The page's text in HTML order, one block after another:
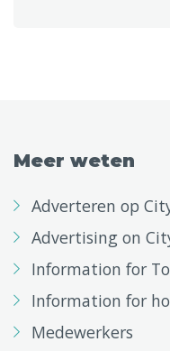
Meer weten
Adverteren op
Advertising on
Information for
Information for
Medewerkers